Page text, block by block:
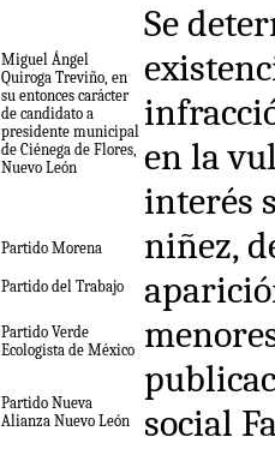
Miguel Ángel
Quiroga Treviño, en
su entonces carácter
de candidato a
presidente municipal
de Ciénega de Flores,
Nuevo León
Se
en la
interés
niñez,
social
Partido Morena
Partido del Trabajo
Partido Verde
Ecologista de México
Partido Nueva
Alianza Nuevo León